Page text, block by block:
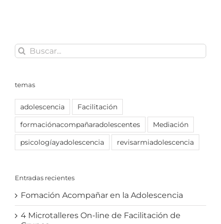
Buscar:
temas
adolescencia
Facilitación
formaciónacompañaradolescentes
Mediación
psicologíayadolescencia
revisarmiadolescencia
Entradas recientes
Fomación Acompañar en la Adolescencia
4 Microtalleres On-line de Facilitación de